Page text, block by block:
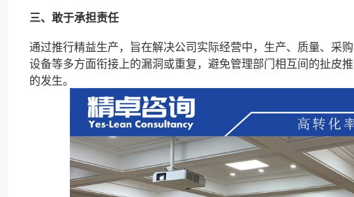
三、敢于承担责任
通过推行精益生产，旨在解决公司实际经营中，生产、质量、采
设备等多方面衔接上的漏洞或重复，避免管理部门相互间的扯皮
的发生。